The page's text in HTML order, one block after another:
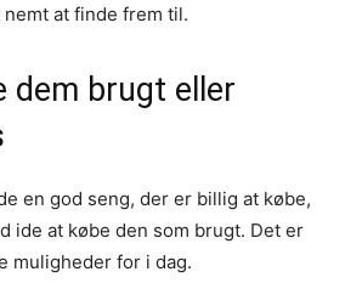
at finde frem til.
dem brugt eller
en god seng, der er billig at købe,
ide at købe den som brugt. Det er
muligheder for i dag.